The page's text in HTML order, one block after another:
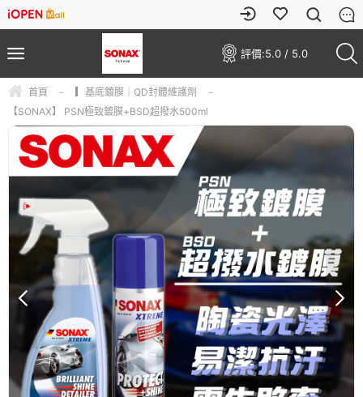
評價:5.0 / 5.0
首頁 - ▎基底鍍膜｜QD封體維護劑
-
【SONAX】 PSN極致鍍膜+BSD超撥水500ml